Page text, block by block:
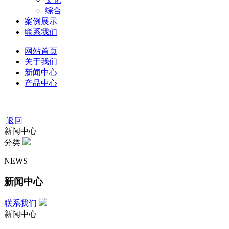
综合
案例展示
联系我们
网站首页
关于我们
新闻中心
产品中心
返回
新闻中心
分类
NEWS
新闻中心
联系我们
新闻中心